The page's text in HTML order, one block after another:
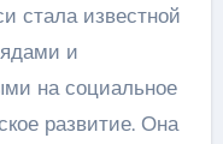
стала известной
и
на социальное
развитие. Она